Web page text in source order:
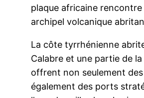
plaque africaine rencontre
archipel volcanique
La côte tyrrhénienne
Calabre et une partie de
offrent non seulement
également des ports